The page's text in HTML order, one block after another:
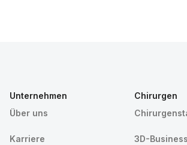
Unternehmen
Über uns
Karriere
Chirurgen
3D-